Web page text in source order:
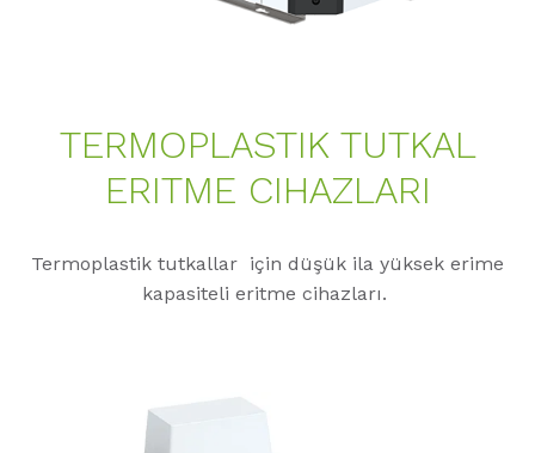
TERMOPLASTIK TUTKAL
ERITME CIHAZLARI
Termoplastik tutkallar için düşük ila yüksek erime
kapasiteli eritme cihazları.